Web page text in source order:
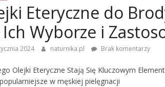
Eteryczne do
Wyborze i
2024 naturnika.pl Brak komentarzy
Olejki Eteryczne Stają Się Kluczowym
w męskiej pielęgnacji